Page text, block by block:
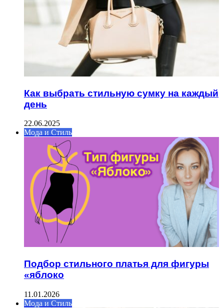
Как выбрать стильную сумку на каждый
день
22.06.2025
Мода и Стиль
Подбор стильного платья для фигуры
«яблоко
11.01.2026
Мода и Стиль